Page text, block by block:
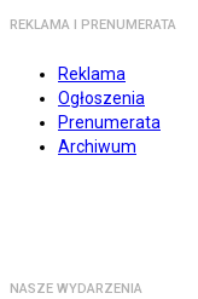
REKLAMA I PRENUMERATA
Reklama
Ogłoszenia
Prenumerata
Archiwum
NASZE WYDARZENIA